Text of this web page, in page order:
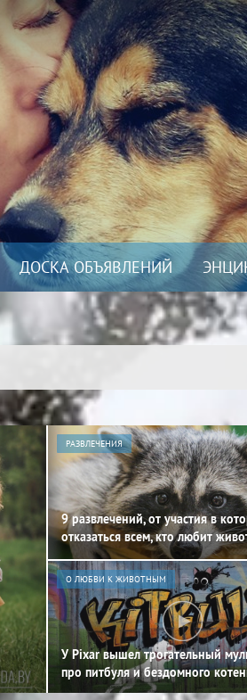
ДОСКА ОБЪЯВЛЕНИЙ
РАЗВЛЕЧЕНИЯ
9 развлечений, от участия в
отказаться всем, кто любит
О ЛЮБВИ К ЖИВОТНЫМ
У Pixar вышел трогательный
про питбуля и бездомного